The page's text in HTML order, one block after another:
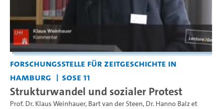
Forschungsstelle für Zeitgeschichte in
Hamburg
SoSe 11
Strukturwandel und sozialer Protest
Prof. Dr. Klaus Weinhauer, Bart van der Steen, Dr. Hanno Balzet